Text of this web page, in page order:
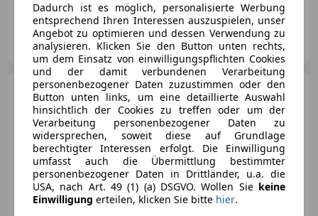
MB-Automobile GmbH
AT-4310 Mauthausen
Audi Q335TDI S-tronic
*LED*NAVI*ACC*Virtual
Cockpit*Al...
€ 24 980 1
Dadurch ist es möglich, personalisierte Werbung
entsprechend Ihren Interessen auszuspielen, unser
Angebot zu optimieren und dessen Verwendung zu
analysieren. Klicken Sie den Button unten rechts,
um dem Einsatz von einwilligungspflichten Cookies
und der damit verbundenen Verarbeitung
personenbezogener Daten zuzustimmen oder den
Button unten links, um eine detaillierte Auswahl
hinsichtlich der Cookies zu treffen oder um der
Verarbeitung personenbezogener Daten zu
widersprechen, soweit diese auf Grundlage
berechtigter Interessen erfolgt. Die Einwilligung
umfasst auch die Übermittlung bestimmter
personenbezogener Daten in Drittländer, u.a. die
USA, nach Art. 49 (1) (a) DSGVO. Wollen Sie keine
Einwilligung erteilen, klicken Sie bitte hier.